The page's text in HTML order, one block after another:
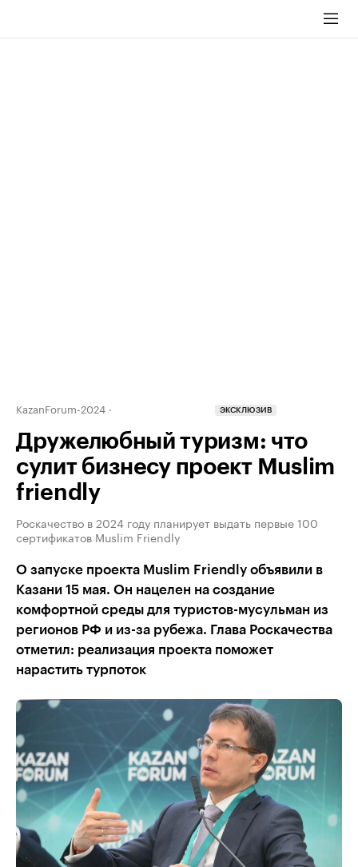
KazanForum-2024 ЭКСКЛЮЗИВ
Дружелюбный туризм: что
сулит бизнесу проект Muslim
friendly
Роскачество в 2024 году планирует выдать первые 100
сертификатов Muslim Friendly
О запуске проекта Muslim Friendly объявили в
Казани 15 мая. Он нацелен на создание
комфортной среды для туристов-мусульман из
регионов РФ и из-за рубежа. Глава Роскачества
отметил: реализация проекта поможет
нарастить турпоток